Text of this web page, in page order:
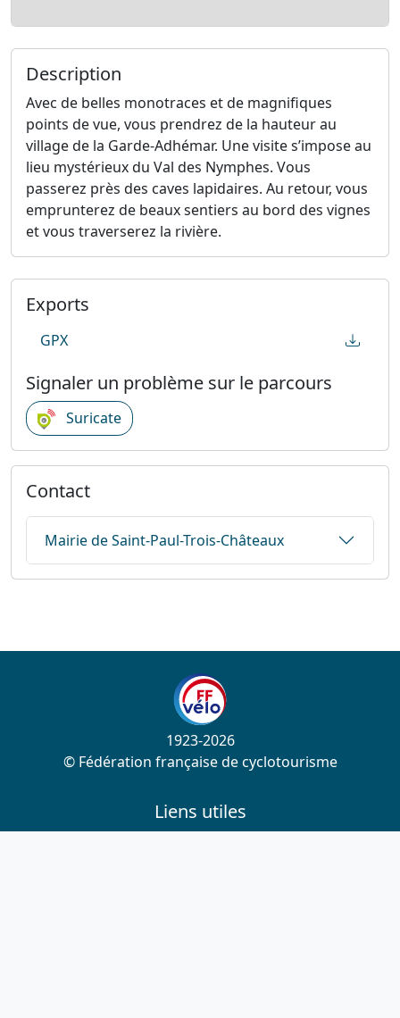
Description
Avec de belles monotraces et de magnifiques
points de vue, vous prendrez de la hauteur au
village de la Garde-Adhémar. Une visite s’impose au
lieu mystérieux du Val des Nymphes. Vous
passerez près des caves lapidaires. Au retour, vous
emprunterez de beaux sentiers au bord des vignes
et vous traverserez la rivière.
Exports
GPX
Signaler un problème sur le parcours
Suricate
Contact
Mairie de Saint-Paul-Trois-Châteaux
1923-2026
© Fédération française de cyclotourisme
Liens utiles